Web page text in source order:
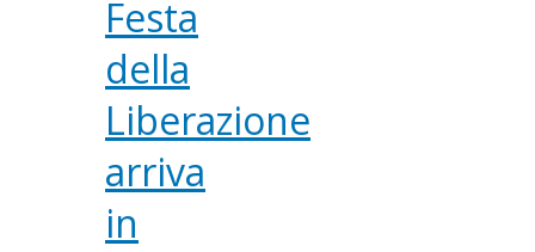
Festa
della
Liberazione
arriva
in